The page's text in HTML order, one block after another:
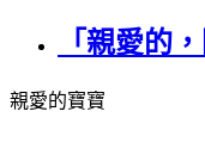
「親愛的
親愛的寶寶